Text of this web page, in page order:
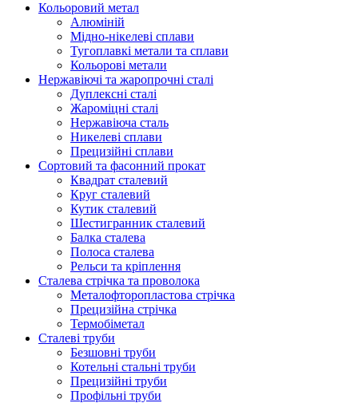
Кольоровий метал
Алюміній
Мідно-нікелеві сплави
Тугоплавкі метали та сплави
Кольорові метали
Нержавіючі та жаропрочні сталі
Дуплексні сталі
Жароміцні сталі
Нержавіюча сталь
Никелеві сплави
Прецизійні сплави
Сортовий та фасонний прокат
Квадрат сталевий
Круг сталевий
Кутик сталевий
Шестигранник сталевий
Балка сталева
Полоса сталева
Рельси та кріплення
Сталева стрічка та проволока
Металофторопластова стрічка
Прецизійна стрічка
Термобіметал
Сталеві труби
Безшовні труби
Котельні стальні труби
Прецизійні труби
Профільні труби